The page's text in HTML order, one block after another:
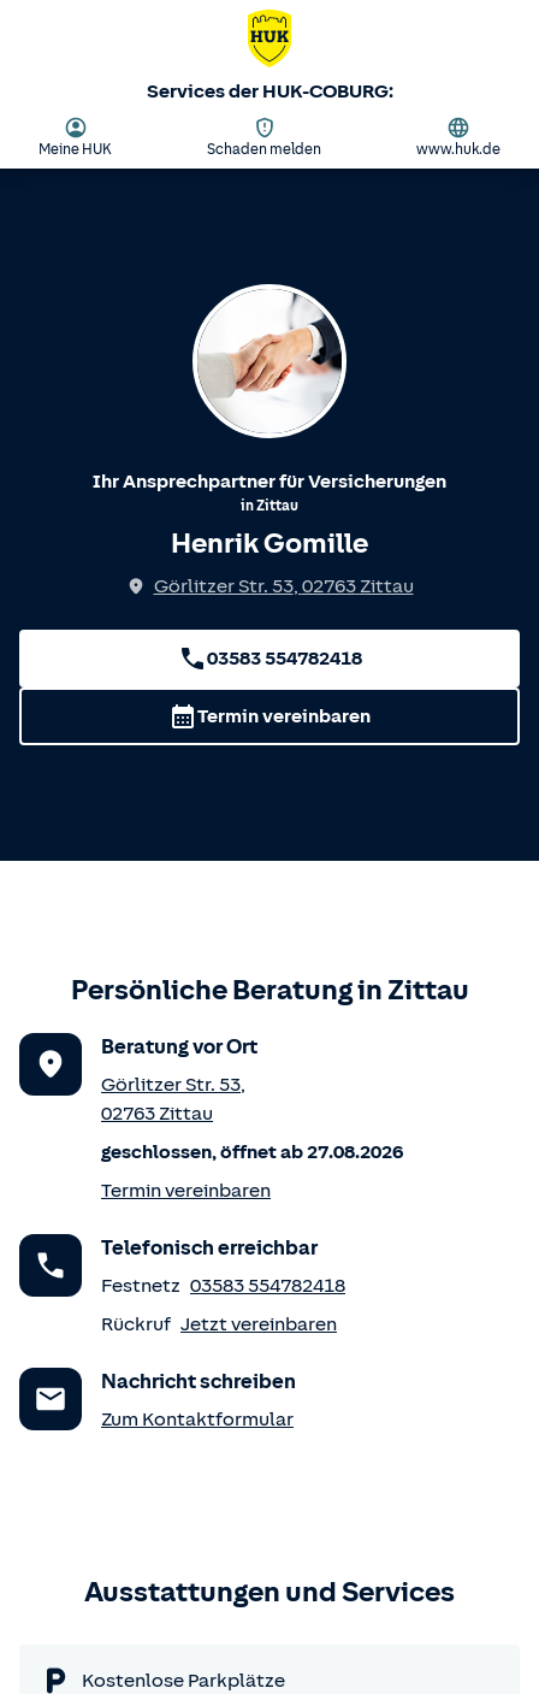
Services der HUK-COBURG:
Meine HUK Schaden melden www.huk.de
Ihr Ansprechpartner für Versicherungen
inZittau
Henrik Gomille
Görlitzer Str. 53, 02763Zittau
03583 554782418
Termin vereinbaren
Persönliche Beratung in Zittau
Beratung vor Ort
Görlitzer Str. 53,
02763Zittau
geschlossen, öffnet ab 27.08.2026
Termin vereinbaren
Telefonisch erreichbar
Festnetz 03583 554782418
Rückruf Jetzt vereinbaren
Nachricht schreiben
Zum Kontaktformular
Ausstattungen und Services
Kostenlose Parkplätze